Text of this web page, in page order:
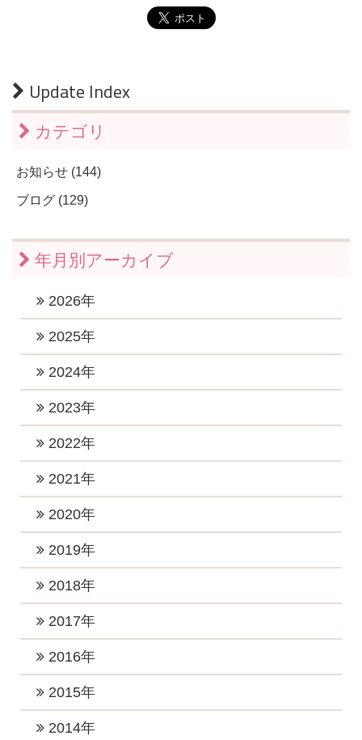
Update Index
カテゴリ
お知らせ (144)
ブログ (129)
年月別アーカイブ
2026年
2026年7月 (1)
2026年5月 (1)
2026年4月 (1)
2026年3月 (1)
2026年2月 (1)
2025年
2025年11月 (1)
2025年9月 (1)
2025年8月 (1)
2025年6月 (2)
2025年5月 (1)
2025年2月 (2)
2025年1月 (2)
2024年
2024年12月 (2)
2024年10月 (1)
2024年9月 (2)
2024年8月 (1)
2024年6月 (3)
2024年4月 (2)
2024年3月 (2)
2024年2月 (1)
2023年
2023年12月 (1)
2023年8月 (2)
2023年7月 (2)
2023年5月 (1)
2023年4月 (2)
2023年2月 (2)
2023年1月 (5)
2022年
2022年12月 (1)
2022年10月 (1)
2022年8月 (1)
2022年7月 (4)
2022年6月 (1)
2022年4月 (1)
2022年3月 (1)
2022年2月 (2)
2021年
2021年11月 (4)
2021年8月 (2)
2021年7月 (1)
2021年6月 (4)
2021年5月 (1)
2021年2月 (2)
2020年
2020年12月 (2)
2020年10月 (2)
2020年8月 (3)
2020年7月 (2)
2020年5月 (2)
2019年
2019年12月 (2)
2019年10月 (3)
2019年7月 (3)
2019年5月 (1)
2019年4月 (2)
2018年
2018年12月 (2)
2018年10月 (1)
2018年8月 (3)
2018年7月 (1)
2017年
2017年12月 (3)
2017年10月 (4)
2016年
2016年12月 (4)
2015年
2015年12月 (2)
2014年